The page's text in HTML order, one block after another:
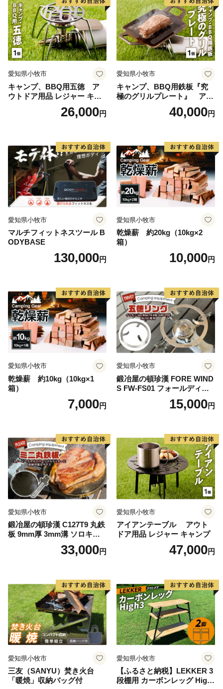
愛知県小牧市
キャンプ、BBQ用五徳 ア
ウトドア用品 レジャー キャ
ンプ バーベキュー BBQ 五徳
26,000円
愛知県小牧市
キャンプ、BBQ用鉄板『究
極のグリルプレート』 アウ
トドア用品 レジャー キャン
プ バーベキュー BBQ 鉄板
40,000円
愛知県小牧市
マルチフィットネスツール B
ODYBASE
130,000円
愛知県小牧市
乾燥薪 約20kg（10kg×2
箱）
10,000円
愛知県小牧市
乾燥薪 約10kg（10kg×1
箱）
7,000円
愛知県小牧市
鍛冶屋の頓珍漢 FORE WIND
S FW-FS01 フォールディン
グ キャンプストーブ専用 五
15,000円
愛知県小牧市
鍛冶屋の頓珍漢 C127T9 丸鉄
板 9mm厚 3mm溝 ソロキャ
ンプ用 専用ハンドル付き ス
ノーピーク アルミパーソナ
33,000円
愛知県小牧市
アイアンテーブル アウト
ドア用品 レジャー キャンプ
47,000円
愛知県小牧市
三友（SANYU）焚き火台
「暖焼」収納バッグ付
愛知県小牧市
【ふるさと納税】LEKKER 3
段棚用 カーボンレッグ High